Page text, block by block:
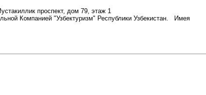
проспект, дом 79, этаж 1
Компанией "Узбектуризм" Республики Узбекистан. Имея